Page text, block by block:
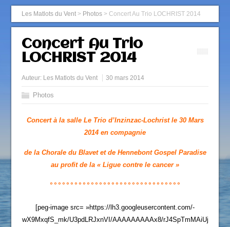
Les Matlots du Vent > Photos >Concert Au Trio LOCHRIST 2014
Concert Au Trio
LOCHRIST 2014
Auteur: Les Matlots du Vent 30 mars 2014
Photos
Concert à la salle Le Trio d’Inzinzac-Lochrist le 30 Mars
2014 en compagnie
de la Chorale du Blavet et de Hennebont Gospel Paradise
au profit de la « Ligue contre le cancer »
°°°°°°°°°°°°°°°°°°°°°°°°°°°°°°°°
[peg-image src= »https://lh3.googleusercontent.com/-
wX9MxqfS_mk/U3pdLRJxnVI/AAAAAAAAAx8/rJ4SpTmMAiUj